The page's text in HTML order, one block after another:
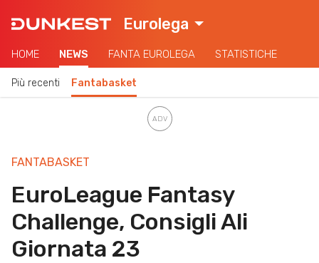
Eurolega
HOME NEWS FANTA EUROLEGA STATISTICHE
Più recenti Fantabasket
FANTABASKET
EuroLeague Fantasy
Challenge, Consigli Ali
Giornata 23